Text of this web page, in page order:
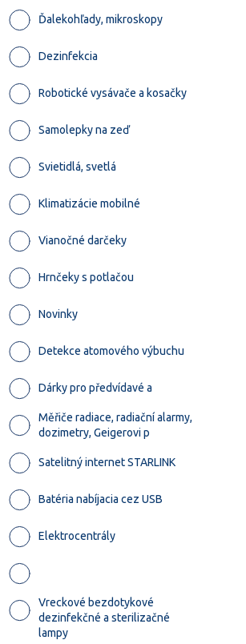
Ďalekohľady, mikroskopy
Dezinfekcia
Robotické vysávače a kosačky
Samolepky na zeď
Svietidlá, svetlá
Klimatizácie mobilné
Vianočné darčeky
Hrnčeky s potlačou
Novinky
Detekce atomového výbuchu
Dárky pro předvídavé a
Měřiče radiace, radiační alarmy,
dozimetry, Geigerovi p
Satelitný internet STARLINK
Batéria nabíjacia cez USB
Elektrocentrály
Vreckové bezdotykové
dezinfekčné a sterilizačné
lampy